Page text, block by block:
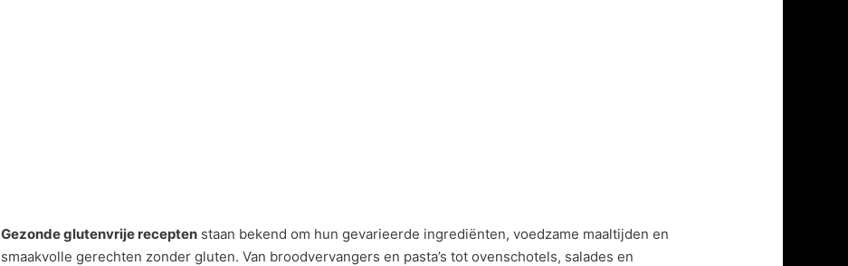
Gezonde glutenvrije receptenstaan bekend om hun gevarieerde ingrediënten, voedzame maaltijden en
smaakvolle gerechten zonder gluten. Van broodvervangers en pasta’s tot ovenschotels, salades en